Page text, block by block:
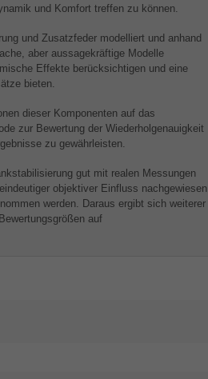
und Komfort treffen zu können.
und Zusatzfeder modelliert und anhand
aber aussagekräftige Modelle
Effekte berücksichtigen und eine
bieten.
dieser Komponenten auf das
zur Bewertung der Wiederholgenauigkeit
zu gewährleisten.
gut mit realen Messungen
objektiver Einfluss nachgewiesen
werden. Daraus ergibt sich weiterer
auf